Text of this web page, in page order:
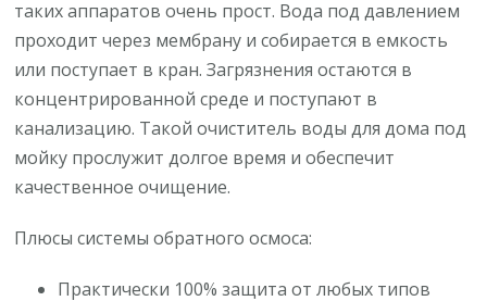
таких аппаратов очень прост. Вода под давлением
проходит через мембрану и собирается в емкость
или поступает в кран. Загрязнения остаются в
концентрированной среде и поступают в
канализацию. Такой очиститель воды для дома под
мойку прослужит долгое время и обеспечит
качественное очищение.
Плюсы системы обратного осмоса:
Практически 100% защита от любых типов